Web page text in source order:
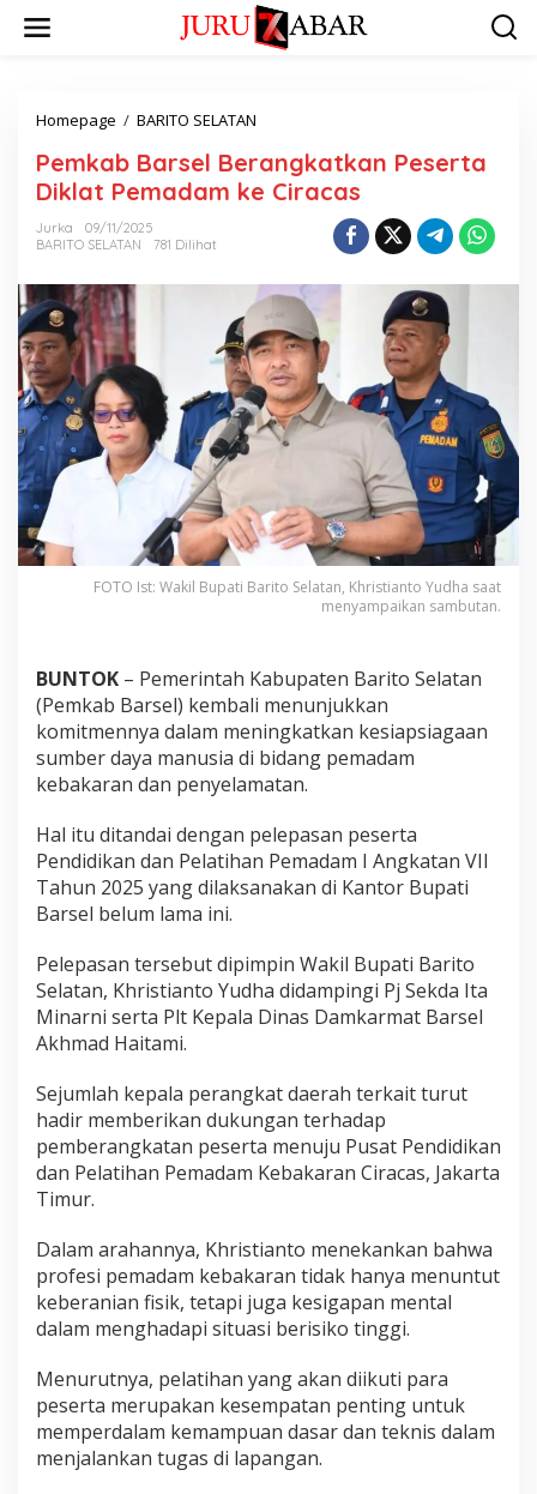
Homepage / BARITO SELATAN
Pemkab Barsel Berangkatkan Peserta
Diklat Pemadam ke Ciracas
Jurka
09/11/2025
BARITO SELATAN
781 Dilihat
FOTO Ist: Wakil Bupati Barito Selatan, Khristianto Yudha saat
menyampaikan sambutan.
BUNTOK – Pemerintah Kabupaten Barito Selatan
(Pemkab Barsel) kembali menunjukkan
komitmennya dalam meningkatkan kesiapsiagaan
sumber daya manusia di bidang pemadam
kebakaran dan penyelamatan.
Hal itu ditandai dengan pelepasan peserta
Pendidikan dan Pelatihan Pemadam I Angkatan VII
Tahun 2025 yang dilaksanakan di Kantor Bupati
Barsel belum lama ini.
Pelepasan tersebut dipimpin Wakil Bupati Barito
Selatan, Khristianto Yudha didampingi Pj Sekda Ita
Minarni serta Plt Kepala Dinas Damkarmat Barsel
Akhmad Haitami.
Sejumlah kepala perangkat daerah terkait turut
hadir memberikan dukungan terhadap
pemberangkatan peserta menuju Pusat Pendidikan
dan Pelatihan Pemadam Kebakaran Ciracas, Jakarta
Timur.
Dalam arahannya, Khristianto menekankan bahwa
profesi pemadam kebakaran tidak hanya menuntut
keberanian fisik, tetapi juga kesigapan mental
dalam menghadapi situasi berisiko tinggi.
Menurutnya, pelatihan yang akan diikuti para
peserta merupakan kesempatan penting untuk
memperdalam kemampuan dasar dan teknis dalam
menjalankan tugas di lapangan.